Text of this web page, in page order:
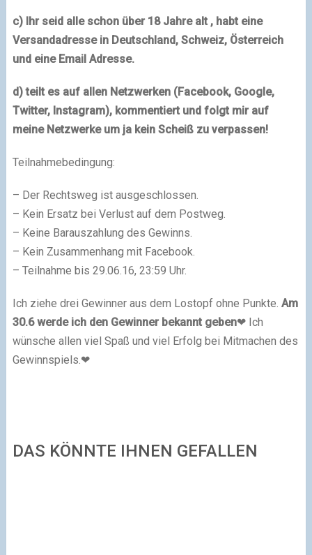
c) Ihr seid alle schon über 18 Jahre alt , habt eine
Versandadresse in Deutschland, Schweiz, Österreich
und eine Email Adresse.
d) teilt es auf allen Netzwerken (Facebook, Google,
Twitter, Instagram), kommentiert und folgt mir auf
meine Netzwerke um ja kein Scheiß zu verpassen!
Teilnahmebedingung:
– Der Rechtsweg ist ausgeschlossen.
– Kein Ersatz bei Verlust auf dem Postweg.
– Keine Barauszahlung des Gewinns.
– Kein Zusammenhang mit Facebook.
– Teilnahme bis 29.06.16, 23:59 Uhr.
Ich ziehe drei Gewinner aus dem Lostopf ohne Punkte. Am
30.6 werde ich den Gewinner bekannt geben❤ Ich
wünsche allen viel Spaß und viel Erfolg bei Mitmachen des
Gewinnspiels.❤
DAS KÖNNTE IHNEN GEFALLEN